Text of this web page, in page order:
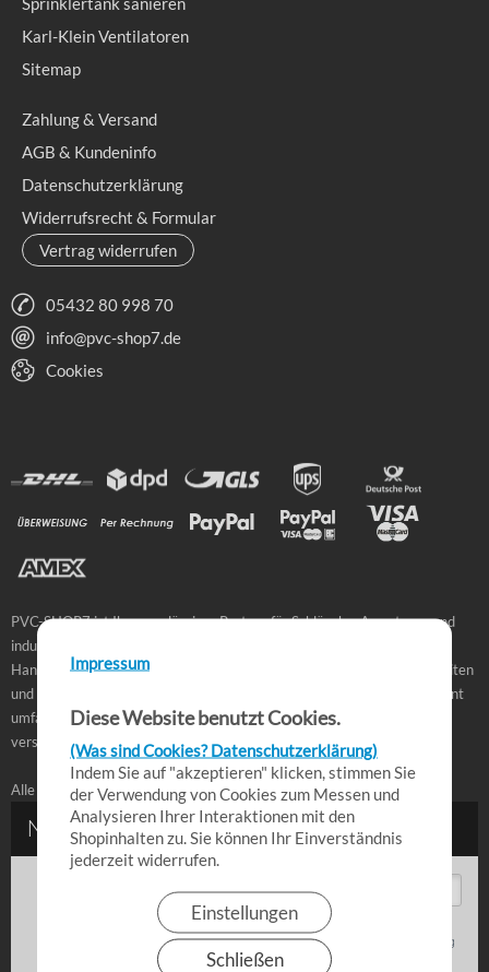
Impressum
Diese Website benutzt Cookies.
(Was sind Cookies? Datenschutzerklärung)
Indem Sie auf "akzeptieren" klicken, stimmen Sie
der Verwendung von Cookies zum Messen und
Analysieren Ihrer Interaktionen mit den
Shopinhalten zu. Sie können Ihr Einverständnis
jederzeit widerrufen.
Einstellungen
Schließen
Karl-Klein Ventilatoren
Sitemap
Zahlung & Versand
AGB & Kundeninfo
Datenschutzerklärung
Widerrufsrecht & Formular
Vertrag widerrufen
05432 80 998 70
info@pvc-shop7.de
Cookies
PVC-SHOP7 ist Ihr zuverlässiger Partner für Schläuche, Armaturen und
industrielle Verbindungstechnik. Ob für Landwirtschaft, Industrie oder
Handwerk – bei uns finden Sie hochwertige Produkte, schnelle Lieferzeiten
und praxisbewährte Lösungen für den täglichen Einsatz. Unser Sortiment
umfasst PVC-Schläuche, Kupplungen, Fittings und Zubehör in
verschiedenen Ausführungen für professionelle Anwendungen.
Alle Angebote richten sich an Gewerbetreibende.